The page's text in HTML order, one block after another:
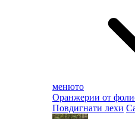
менюто
Оранжерии от
Повдигнати лехи